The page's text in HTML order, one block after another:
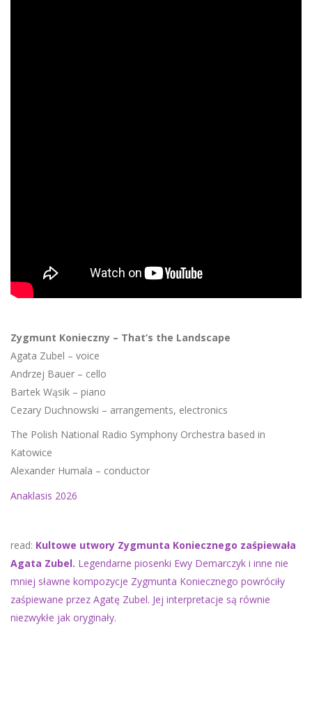
Zygmunt Konieczny – That’s the Landscape
Agata Zubel – voice
Andrzej Bauer – cello
Bartek Wąsik – piano
Cezary Duchnowski – arrangements, electronics
The Polish National Radio Symphony Orchestra based in
Katowice
Alexander Humala – conductor
Anaklasis 2026
read: Kultowe utwory Zygmunta Koniecznego zaśpiewała
Agata Zubel. Legendarne piosenki Ewy Demarczyk i inne nie
mniej sławne kompozycje Zygmunta Koniecznego powróciły
zaśpiewane przez Agatę Zubel. Jej interpretacje są równie
niezwykłe jak oryginały.